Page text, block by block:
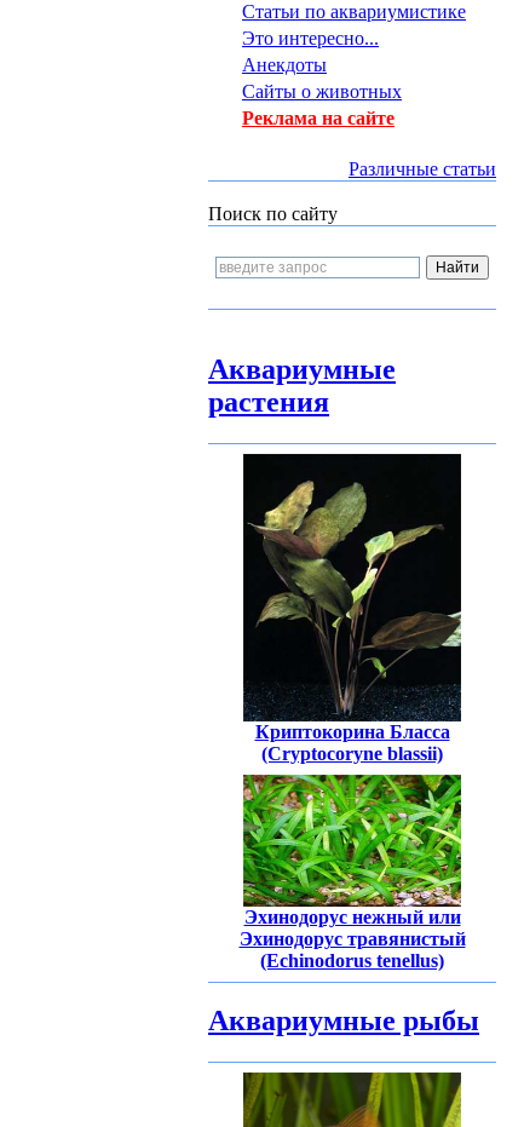
Статьи по аквариумистике
Это интересно...
Анекдоты
Сайты о животных
Реклама на сайте
Различные статьи
Поиск по сайту
Аквариумные
растения
Криптокорина Бласса
(Cryptocoryne blassii)
Эхинодорус нежный или
Эхинодорус травянистый
(Echinodorus tenellus)
Аквариумные рыбы